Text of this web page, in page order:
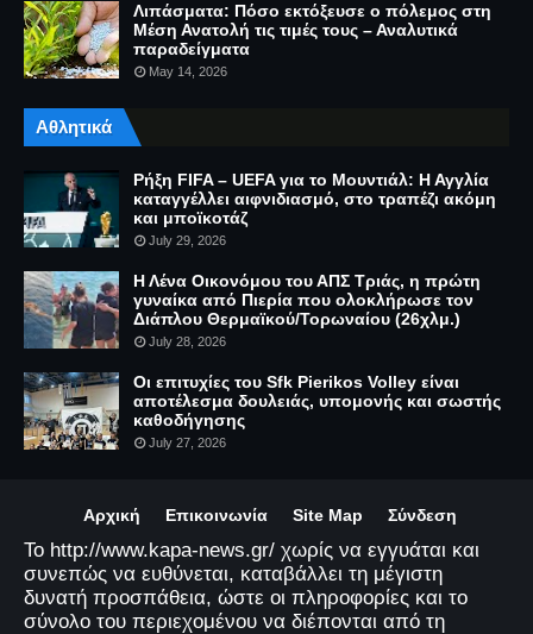
Λιπάσματα: Πόσο εκτόξευσε ο πόλεμος στη
Μέση Ανατολή τις τιμές τους – Αναλυτικά
παραδείγματα
May 14, 2026
Αθλητικά
Ρήξη FIFA – UEFA για το Μουντιάλ: Η Αγγλία
καταγγέλλει αιφνιδιασμό, στο τραπέζι ακόμη
και μποϊκοτάζ
July 29, 2026
Η Λένα Οικονόμου του ΑΠΣ Τριάς, η πρώτη
γυναίκα από Πιερία που ολοκλήρωσε τον
Διάπλου Θερμαϊκού/Τορωναίου (26χλμ.)
July 28, 2026
Οι επιτυχίες του Sfk Pierikos Volley είναι
αποτέλεσμα δουλειάς, υπομονής και σωστής
καθοδήγησης
July 27, 2026
Αρχική Επικοινωνία Site Map Σύνδεση
Το http://www.kapa-news.gr/ χωρίς να εγγυάται και
συνεπώς να ευθύνεται, καταβάλλει τη μέγιστη
δυνατή προσπάθεια, ώστε οι πληροφορίες και το
σύνολο του περιεχομένου να διέπονται από τη